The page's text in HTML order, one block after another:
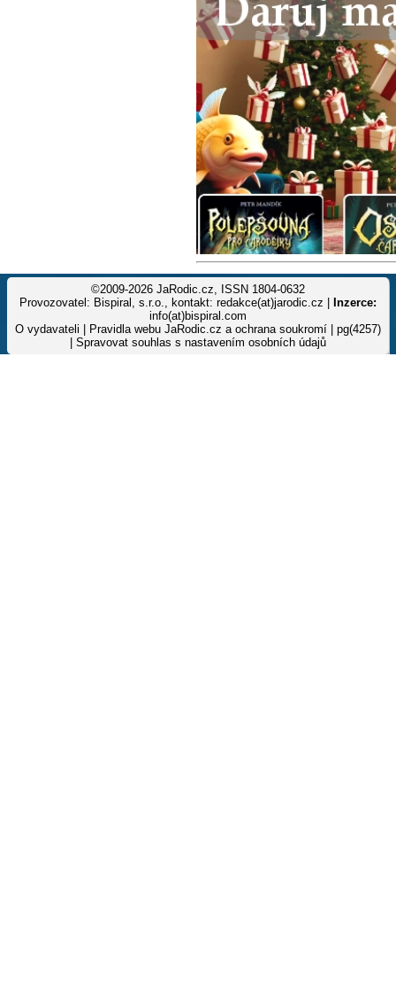
©2009-2026 JaRodic.cz, ISSN 1804-0632
Provozovatel: Bispiral, s.r.o., kontakt: redakce(at)jarodic.cz |
Inzerce:
info(at)bispiral.com
O vydavateli
Pravidla webu JaRodic.cz a ochrana soukromí | pg(4257)
Spravovat souhlas s nastavením osobních údajů